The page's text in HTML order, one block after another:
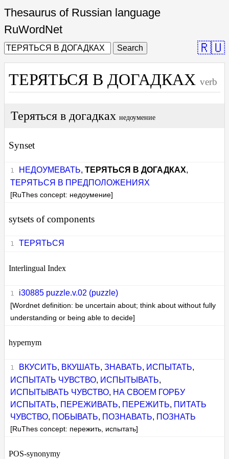
Thesaurus of Russian language
RuWordNet
Search 🇷🇺
ТЕРЯТЬСЯ В ДОГАДКАХ verb
Теряться в догадках недоумение
Synset
НЕДОУМЕВАТЬ, ТЕРЯТЬСЯ В ДОГАДКАХ,
ТЕРЯТЬСЯ В ПРЕДПОЛОЖЕНИЯХ
[RuThes concept: недоумение]
sytsets of components
ТЕРЯТЬСЯ
Interlingual Index
i30885 puzzle.v.02 (puzzle)
[Wordnet definition: be uncertain about; think about without fully
understanding or being able to decide]
hypernym
ВКУСИТЬ, ВКУШАТЬ, ЗНАВАТЬ, ИСПЫТАТЬ,
ИСПЫТАТЬ ЧУВСТВО, ИСПЫТЫВАТЬ,
ИСПЫТЫВАТЬ ЧУВСТВО, НА СВОЕМ ГОРБУ
ИСПЫТАТЬ, ПЕРЕЖИВАТЬ, ПЕРЕЖИТЬ, ПИТАТЬ
ЧУВСТВО, ПОБЫВАТЬ, ПОЗНАВАТЬ, ПОЗНАТЬ
[RuThes concept: пережить, испытать]
POS-synonymy